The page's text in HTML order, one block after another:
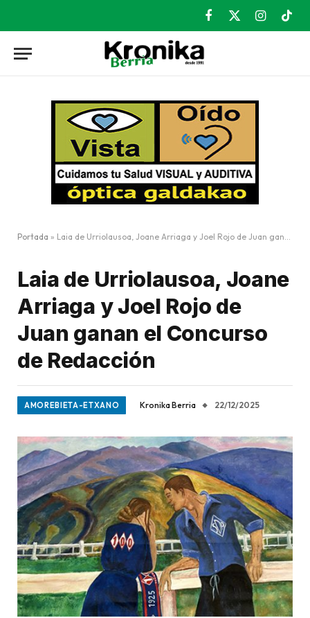
Facebook
X
Instagram
Portada » Laia de Urriolausoa, Joane Arriaga y Joel Rojo de Juan ganan el Concurso de Redacción
Laia de Urriolausoa, Joane
Arriaga y Joel Rojo de
Juan ganan el Concurso
de Redacción
AMOREBIETA-ETXANO Kronika Berria 22/12/2025